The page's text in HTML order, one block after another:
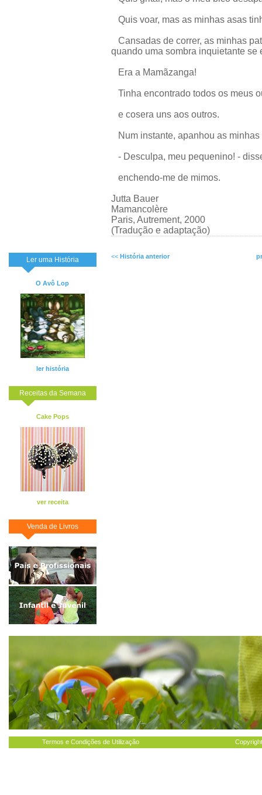
Ler uma História
O Avô Lop
ler história
Receitas da Semana
Cake Pops
ver receita
Venda de Livros
Quis voar, mas as minhas asas
Cansadas de correr, as minhas
quando uma sombra inquietante
Era a Mamãzanga!
Tinha encontrado todos os meus
e cosera uns aos outros.
Num instante, apanhou as
- Desculpa, meu pequenino! -
enchendo-me de mimos.
Jutta Bauer
Mamancolère
Paris, Autrement, 2000
(Tradução e adaptação)
<< História anterior
Termos e Condições de Utilização